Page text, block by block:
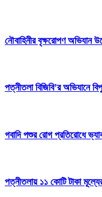
নৌবাহিনীর বৃক্ষরোপণ অভিযান
পত্নীতলা বিজিবি’র অভিযানে
গবাদি পশুর রোগ প্রতিরোধে
পত্নীতলায় ১১ কোটি টাকা মূল্যের